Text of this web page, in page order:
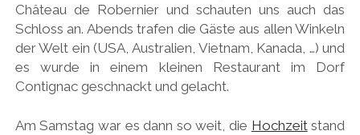
Château de Robernier und schauten uns auch das
Schloss an. Abends trafen die Gäste aus allen Winkeln
der Welt ein (USA, Australien, Vietnam, Kanada, …) und
es wurde in einem kleinen Restaurant im Dorf
Contignac geschnackt und gelacht.
Am Samstag war es dann so weit, die Hochzeitstand